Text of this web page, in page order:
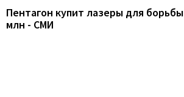
Пентагон купит лазеры для
млн - СМИ